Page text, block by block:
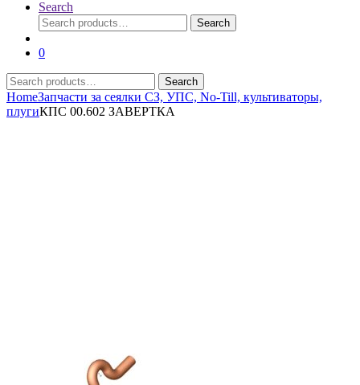
Search
Search
for:
Search
0
Search
for:
Search
HomeЗапчасти за сеялки СЗ, УПС, No-Till, культиваторы,
плугиКПС 00.602 ЗАВЕРТКА